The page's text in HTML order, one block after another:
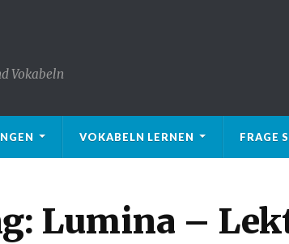
Vokabeln
VOKABELN LERNEN FRAGE
Lumina –